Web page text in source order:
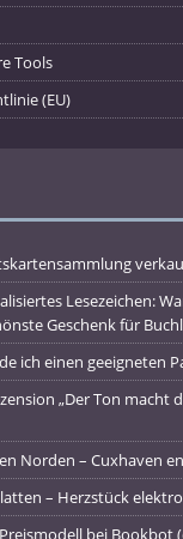
Tools
(EU)
Lesezeichen:
Geschenk für
ich einen geeigneten
„Der Ton macht
Norden – Cuxhaven
– Herzstück
bei